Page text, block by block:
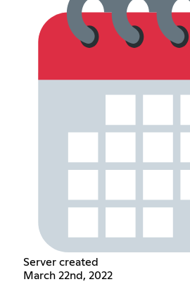
Server created
March 22nd, 2022